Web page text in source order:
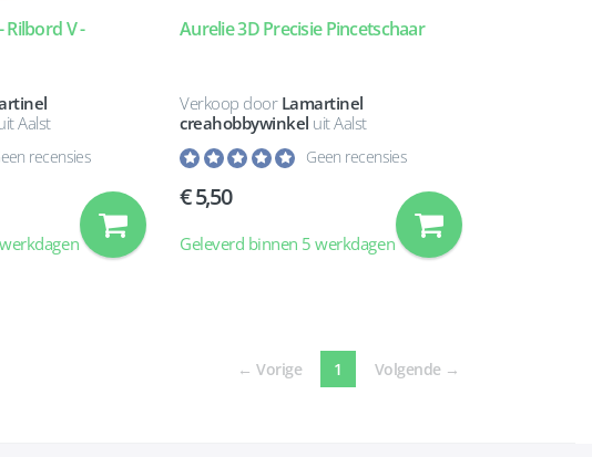
Rilbord V -
Aalst
recensies
Aurelie 3D Precisie Pincetschaar
Verkoop door Lamartinel
creahobbywinkel uit Aalst
Geen recensies
5,50
Geleverd binnen 5 werkdagen
←Vorige 1 (current)Volgende→